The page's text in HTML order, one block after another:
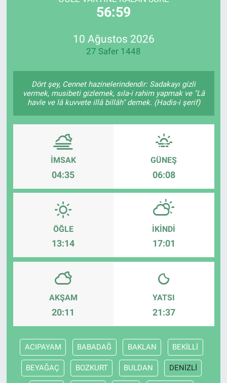
56:59
10 Ağustos 2026
27 Safer 1448
Dört şey, Cennet hazinelerindendir: Sadakayı gizli
vermek, musibeti gizlemek, sıla-i rahim yapmak ve "Lâ
havle ve lâ kuvvete illâ billâh" demek. (Hadis-i şerif)
İMSAK
04:35
GÜNEŞ
06:08
ÖĞLE
13:14
İKINDI
17:01
AKŞAM
20:11
YATSI
21:37
ACIPAYAM BABADAĞ BAKLAN BEKİLLİ
BEYAĞAÇ BOZKURT BULDAN DENİZLİ
SAĞLIK